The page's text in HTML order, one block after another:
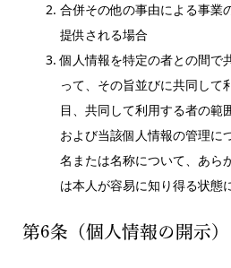
合併その他の事由による事業
提供される場合
個人情報を特定の者との間で
って、その旨並びに共同して
目、共同して利用する者の範
および当該個人情報の管理に
名または名称について、あら
は本人が容易に知り得る状態
第6条（個人情報の開示）